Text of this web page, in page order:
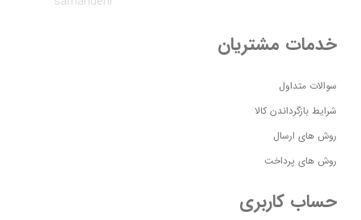
خدمات مشتریان
سوالات متداول
شرایط بازگرداندن کالا
روش های ارسال
روش های پرداخت
حساب کاربری